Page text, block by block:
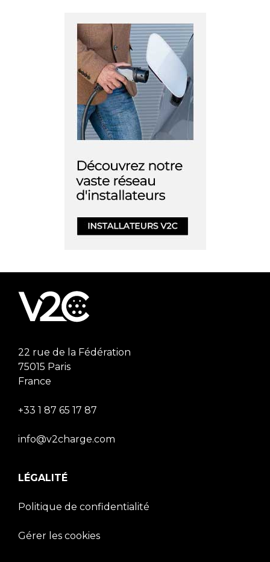
22 rue de la Fédération
75015 Paris
France
+33 1 87 65 17 87
info@v2charge.com
LÉGALITÉ
Politique de confidentialité
Gérer les cookies